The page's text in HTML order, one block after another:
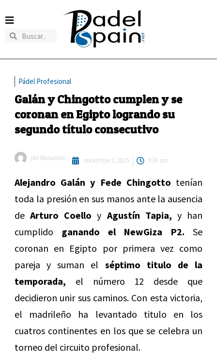
Pádel Profesional
Galán y Chingotto cumplen y se
coronan en Egipto logrando su
segundo título consecutivo
por Redaccion noviembre 2, 2025 9:30 am
Alejandro Galán y Fede Chingotto tenían
toda la presión en sus manos ante la ausencia
deArturo Coello y Agustín Tapia, y han
cumplido ganando el NewGiza P2. Se
coronan en Egipto por primera vez como
pareja y suman el séptimo titulo de la
temporada, el número 12 desde que
decidieron unir sus caminos. Con esta victoria,
el madrileño ha levantado titulo en los
cuatros continentes en los que se celebra un
torneo del circuito profesional.